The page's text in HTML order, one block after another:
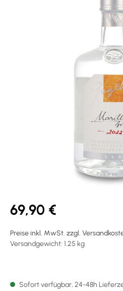
69,90 €
Preise inkl. MwSt. zzgl.
Versandgewicht: 1.25 kg
Sofort verfügbar, 24-48h